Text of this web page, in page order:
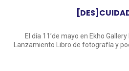
El día 11’de mayo en Ekho
Lanzamiento Libro de fotografía y